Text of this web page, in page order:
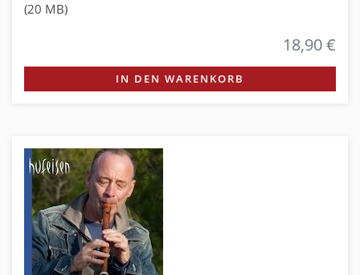
(20 MB)
18,90 €
IN DEN WARENKORB